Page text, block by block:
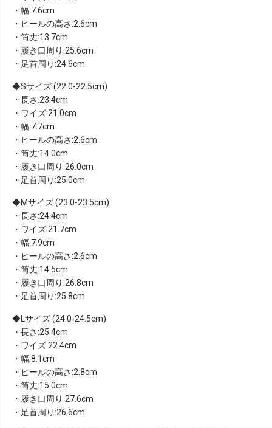
・幅:7.6cm
・ヒールの高さ:2.6cm
・筒丈:13.7cm
・履き口周り:25.6cm
・足首周り:24.6cm
Sサイズ (22.0-22.5cm)
・長さ:23.4cm
・ワイズ:21.0cm
・幅:7.7cm
・ヒールの高さ:2.6cm
・筒丈:14.0cm
・履き口周り:26.0cm
・足首周り:25.0cm
Mサイズ (23.0-23.5cm)
・長さ:24.4cm
・ワイズ:21.7cm
・幅:7.9cm
・ヒールの高さ:2.6cm
・筒丈:14.5cm
・履き口周り:26.8cm
・足首周り:25.8cm
Lサイズ (24.0-24.5cm)
・長さ:25.4cm
・ワイズ:22.4cm
・幅:8.1cm
・ヒールの高さ:2.8cm
・筒丈:15.0cm
・履き口周り:27.6cm
・足首周り:26.6cm